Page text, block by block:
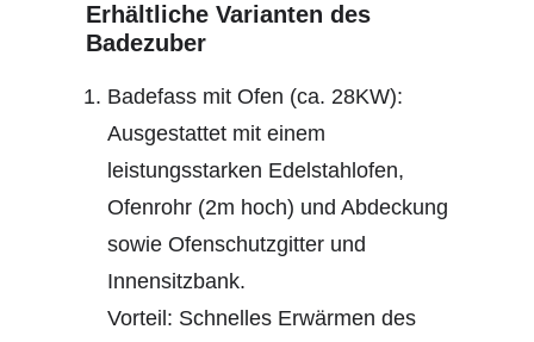
Erhältliche Varianten des
Badezuber
Badefass mit Ofen (ca. 28KW):
Ausgestattet mit einem
leistungsstarken Edelstahlofen,
Ofenrohr (2m hoch) und Abdeckung
sowie Ofenschutzgitter und
Innensitzbank.
Vorteil: Schnelles Erwärmen des